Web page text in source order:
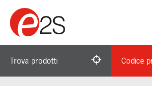
Trova prodotti Codice